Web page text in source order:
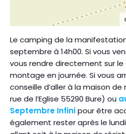
Le camping de la
septembre à 14h00. Si vous
vous rendre directement sur
montage en journée. Si vous
conseille d’aller à la maison
rue de l’Eglise 55290 Bure) ou
Septembre Infinipour être
également rester après le